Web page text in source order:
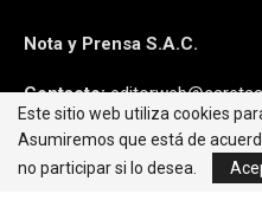
Nota y Prensa S.A.C.
Contacto:
Síguenos:
Este sitio web utiliza cookies
Asumiremos que está de
no participar si lo desea.